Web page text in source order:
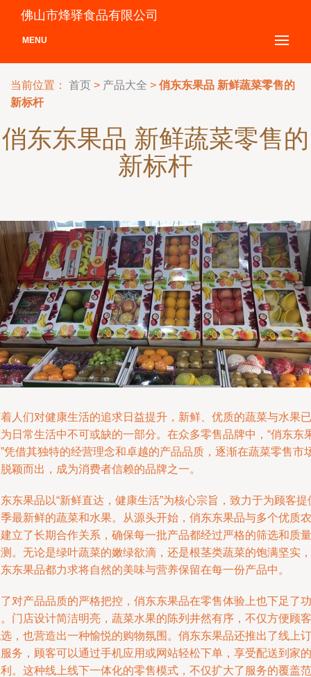
佛山市烽驿食品有限公司
MENU
当前位置： 首页 > 产品大全 > 俏东东果品 新鲜蔬菜零售的
新标杆
俏东东果品 新鲜蔬菜零售的
新标杆
人们对健康生活的追求日益提升，新鲜、优质的蔬菜与水果已
日常生活中不可或缺的一部分。在众多零售品牌中，“俏东东
凭借其独特的经营理念和卓越的产品品质，逐渐在蔬菜零售市
颖而出，成为消费者信赖的品牌之一。
东果品以“新鲜直达，健康生活”为核心宗旨，致力于为顾客提
最新鲜的蔬菜和水果。从源头开始，俏东东果品与多个优质农
立了长期合作关系，确保每一批产品都经过严格的筛选和质量
。无论是绿叶蔬菜的嫩绿欲滴，还是根茎类蔬菜的饱满坚实，
东果品都力求将自然的美味与营养保留在每一份产品中。
对产品品质的严格把控，俏东东果品在零售体验上也下足了功
门店设计简洁明亮，蔬菜水果的陈列井然有序，不仅方便顾客
，也营造出一种愉悦的购物氛围。俏东东果品还推出了线上订
务，顾客可以通过手机应用或网站轻松下单，享受配送到家的
。这种线上线下一体化的零售模式，不仅扩大了服务的覆盖范